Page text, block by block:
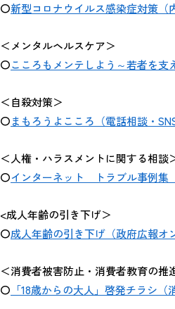
〇新型コロナウイルス感染症対策（
＜メンタルヘルスケア＞
〇こころもメンテしよう～若者を支
＜自殺対策＞
〇まもろうよこころ（電話相談・
＜人権・ハラスメントに関する相談
〇インターネット トラブル事例集
<成人年齢の引き下げ＞
〇成人年齢の引き下げ（政府広報オ
＜消費者被害防止・消費者教育の推
〇 「18歳からの大人」啓発チラシ（